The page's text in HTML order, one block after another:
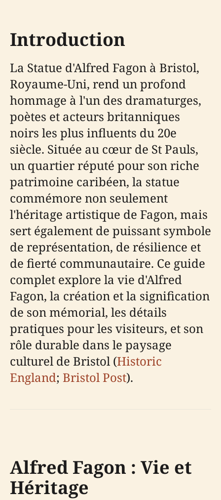
Introduction
La Statue d'Alfred Fagon à Bristol,
Royaume-Uni, rend un profond
hommage à l'un des dramaturges,
poètes et acteurs britanniques
noirs les plus influents du 20e
siècle. Située au cœur de St Pauls,
un quartier réputé pour son riche
patrimoine caribéen, la statue
commémore non seulement
l'héritage artistique de Fagon, mais
sert également de puissant symbole
de représentation, de résilience et
de fierté communautaire. Ce guide
complet explore la vie d'Alfred
Fagon, la création et la signification
de son mémorial, les détails
pratiques pour les visiteurs, et son
rôle durable dans le paysage
culturel de Bristol (Historic
England; Bristol Post).
Alfred Fagon : Vie et
Héritage